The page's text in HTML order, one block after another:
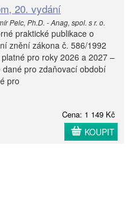
20. vydání
Pelc, Ph.D. - Anag, spol. s r. o.
praktické publikace o
znění zákona č. 586/1992
pro roky 2026 a 2027 –
pro zdaňovací období
pro
Cena: 1 149 Kč
KOUPIT